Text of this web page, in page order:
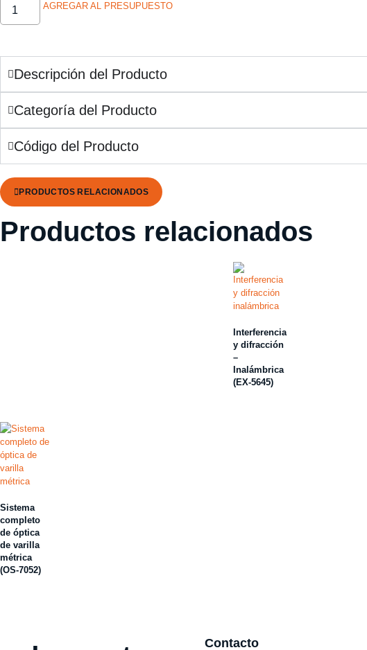
AGREGAR AL PRESUPUESTO
Descripción del Producto
Categoría del Producto
Código del Producto
PRODUCTOS RELACIONADOS
Productos relacionados
Interferencia
y difracción
–
Inalámbrica
(EX-5645)
Sistema
completo
de óptica
de varilla
métrica
(OS-7052)
Contacto